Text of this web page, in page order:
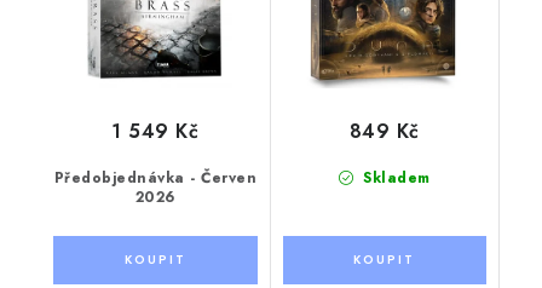
Předobjednávka - Červen
2026
1 549 Kč
Skladem
849 Kč